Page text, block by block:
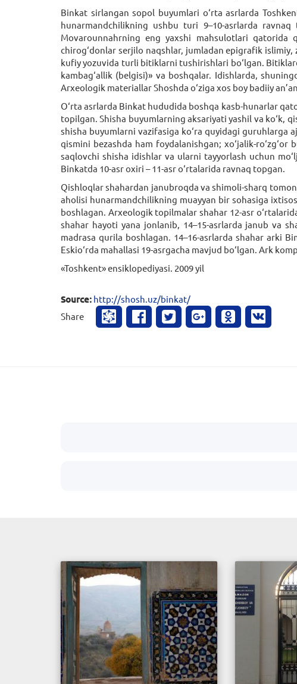
Binkat sirlangan sopol buyumlari o‘rta asrlarda
hunarmandchilikning ushbu turi 9–10-asrlarda
Movarounnahrning eng yaxshi mahsulotlari qatorida
chirog‘donlar serjilo naqshlar, jumladan epigrafik
kufiy yozuvida turli bitiklarni tushirishlari bo‘lgan.
kambag‘allik (belgisi)» va boshqalar. Idishlarda,
Arxeologik materiallar Shoshda o‘ziga xos boy badiiy
O‘rta asrlarda Binkat hududida boshqa kasb-hunarlar
topilgan. Shisha buyumlarning aksariyati yashil va ko‘k,
shisha buyumlarni vazifasiga ko‘ra quyidagi guruhlarga
qismini bezashda ham foydalanishgan; xo‘jalik-
saqlovchi shisha idishlar va ularni tayyorlash uchun
Binkatda 10-asr oxiri – 11-asr o‘rtalarida ravnaq topgan.
Qishloqlar shahardan janubroqda va shimoli-sharq
aholisi hunarmandchilikning muayyan bir sohasiga
boshlagan. Arxeologik topilmalar shahar 12-asr
shahar hayoti yana jonlanib, 14–15-asrlarda janub va
madrasa qurila boshlagan. 14–16-asrlarda shahar arki
Eskio‘rda mahallasi 19-asrgacha mavjud bo‘lgan. Ark
«Toshkent» ensiklopediyasi. 2009 yil
Source: http://shosh.uz/binkat/
Share